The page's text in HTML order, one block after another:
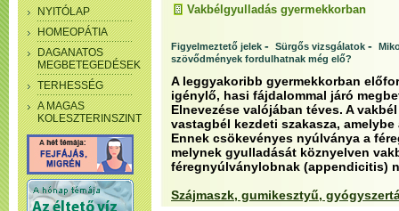
NYITÓLAP
HOMEOPÁTIA
DAGANATOS
MEGBETEGEDÉSEK
TERHESSÉG
A MAGAS
KOLESZTERINSZINT
Vakbélgyulladás gyermekkorban
Figyelmeztető jelek - Sürgős vizsgálatok -
szövődmények fordulhatnak még elő?
A leggyakoribb gyermekkorban
igénylő, hasi fájdalommal járó
Elnevezése valójában téves. A
vastagbél kezdeti szakasza,
Ennek csökevényes nyúlványa a
melynek gyulladását köznyelven
féregnyúlványlobnak (appendicitis)
Szájmaszk, gumikesztyű,